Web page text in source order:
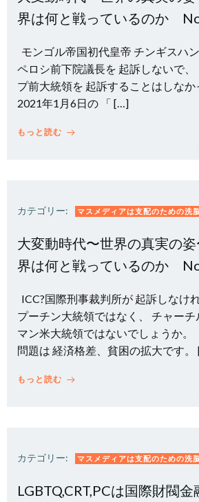
界は何と戦っているのか
モンゴル帝国初代皇帝 チンギスハ
ペロシ前下院議長を 起訴しないで、
プ前大統領を 起訴することはしな
2021年1月6日の 「 […]
もっと読む
カテゴリー: マスメディアは支配のための洗
大変動時代〜世界の真実の
界は何と戦っているのか
ICC?国際刑事裁判所が 起訴しなけ
プーチン大統領ではなく、 チャー
マン米大統領ではないでしょうか
問題は 経済格差、貧困の拡大です
もっと読む
カテゴリー: マスメディアは支配のための洗
LGBTQ,CRT,PCは国際財閥